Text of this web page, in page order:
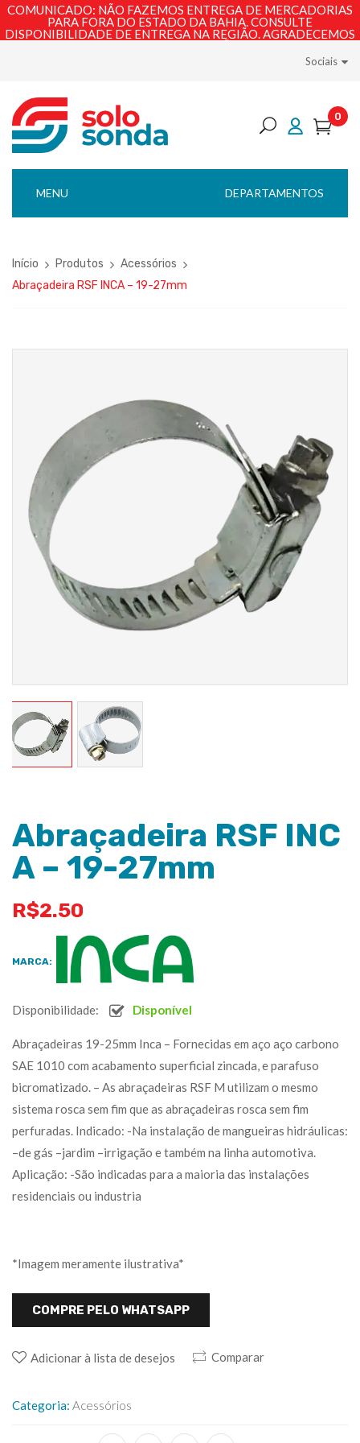
COMUNICADO: NÃO FAZEMOS ENTREGA DE MERCADORIAS
PARA FORA DO ESTADO DA BAHIA. CONSULTE
DISPONIBILIDADE DE ENTREGA NA REGIÃO. AGRADECEMOS
Sociais
0
DEPARTAMENTOS
MENU
Início Produtos
Acessórios
Abraçadeira RSF INCA – 19-27mm
Abraçadeira RSF INC
A – 19-27mm
R$2.50
MARCA:
Disponibilidade: Disponível
Abraçadeiras 19-25mm Inca – Fornecidas em aço aço carbono
SAE 1010 com acabamento superficial zincada, e parafuso
bicromatizado. – As abraçadeiras RSF M utilizam o mesmo
sistema rosca sem fim que as abraçadeiras rosca sem fim
perfuradas. Indicado: -Na instalação de mangueiras hidráulicas:
–de gás –jardim –irrigação e também na linha automotiva.
Aplicação: -São indicadas para a maioria das instalações
residenciais ou industria
*Imagem meramente ilustrativa*
COMPRE PELO WHATSAPP
Adicionar à lista de desejos Comparar
Categoria: Acessórios